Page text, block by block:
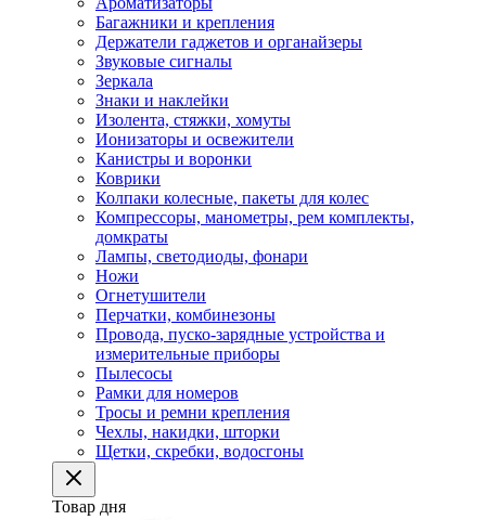
Багажники и крепления
Держатели гаджетов и органайзеры
Звуковые сигналы
Зеркала
Знаки и наклейки
Изолента, стяжки, хомуты
Ионизаторы и освежители
Канистры и воронки
Коврики
Колпаки колесные, пакеты для колес
Компрессоры, манометры, рем комплекты,
домкраты
Лампы, светодиоды, фонари
Ножи
Огнетушители
Перчатки, комбинезоны
Провода, пуско-зарядные устройства и
измерительные приборы
Пылесосы
Рамки для номеров
Тросы и ремни крепления
Чехлы, накидки, шторки
Щетки, скребки, водосгоны
Товар дня